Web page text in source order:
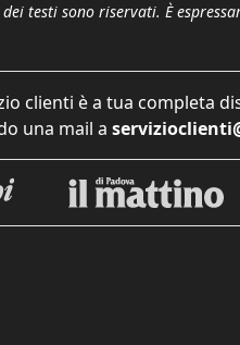
testi sono riservati. È
clienti è a tua completa
una mail a